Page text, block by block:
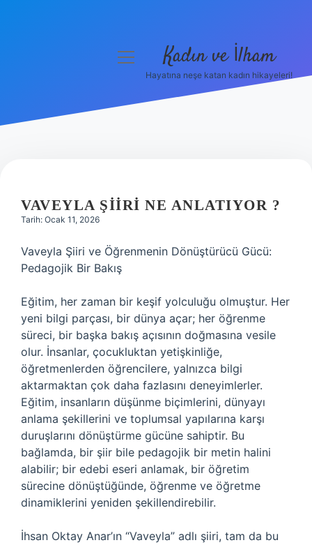
Hakkımızda
menüyü
Kadın ve İlham
Hayatına neşe katan kadın hikayeleri!
VAVEYLA ŞIIRI NE ANLATIYOR ?
Tarih: Ocak 11, 2026
Vaveyla Şiiri ve Öğrenmenin Dönüştürücü Gücü:
Pedagojik Bir Bakış
Eğitim, her zaman bir keşif yolculuğu olmuştur. Her
yeni bilgi parçası, bir dünya açar; her öğrenme
süreci, bir başka bakış açısının doğmasına vesile
olur. İnsanlar, çocukluktan yetişkinliğe,
öğretmenlerden öğrencilere, yalnızca bilgi
aktarmaktan çok daha fazlasını deneyimlerler.
Eğitim, insanların düşünme biçimlerini, dünyayı
anlama şekillerini ve toplumsal yapılarına karşı
duruşlarını dönüştürme gücüne sahiptir. Bu
bağlamda, bir şiir bile pedagojik bir metin halini
alabilir; bir edebi eseri anlamak, bir öğretim
sürecine dönüştüğünde, öğrenme ve öğretme
dinamiklerini yeniden şekillendirebilir.
İhsan Oktay Anar’ın “Vaveyla” adlı şiiri, tam da bu